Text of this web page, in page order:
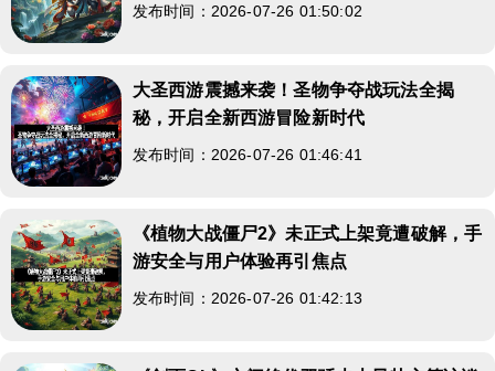
发布时间：2026-07-26 01:50:02
大圣西游震撼来袭！圣物争夺战玩法全揭
秘，开启全新西游冒险新时代
发布时间：2026-07-26 01:46:41
《植物大战僵尸2》未正式上架竟遭破解，手
游安全与用户体验再引焦点
发布时间：2026-07-26 01:42:13